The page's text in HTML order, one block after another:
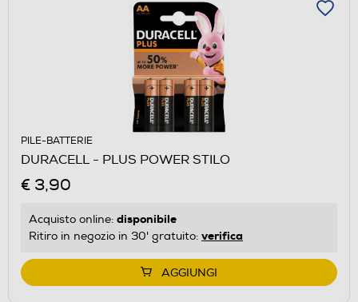
PILE-BATTERIE
DURACELL - PLUS POWER STILO
€ 3,90
Acquisto online: disponibile
Ritiro in negozio in 30' gratuito: verifica
AGGIUNGI